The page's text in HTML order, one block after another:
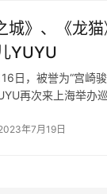
城》、《龙
YUYU
日，被誉为“宫崎
再次来上海举办
年7月19日